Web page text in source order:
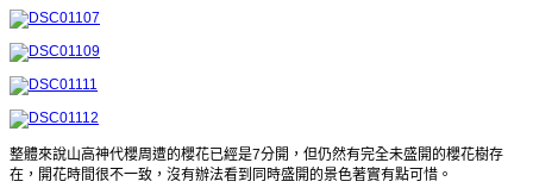
整體來說山高神代櫻周遭的櫻花已經是7分開，但仍然有完全未盛開的櫻花樹存
在，開花時間很不一致，沒有辦法看到同時盛開的景色著實有點可惜。